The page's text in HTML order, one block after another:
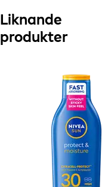
Liknande
produkter